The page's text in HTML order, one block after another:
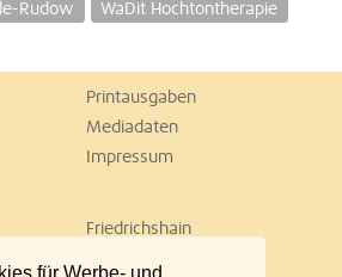
für Werbe- und
Rudow
WaDit Hochtontherapie
Printausgaben
Mediadaten
Impressum
Friedrichshain